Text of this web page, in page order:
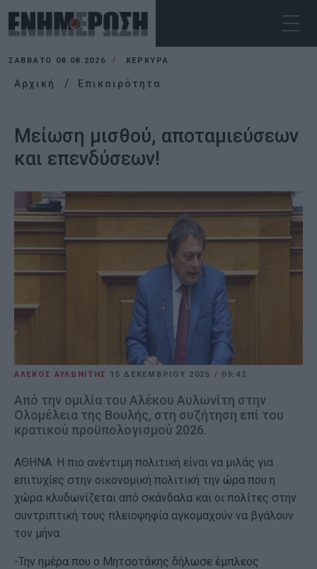
ΣΆΒΒΑΤΟ 08.08.2026 ΚΕΡΚΥΡΑ
Αρχική Επικαιρότητα
Μείωση μισθού, αποταμιεύσεων
και επενδύσεων!
ΑΛΕΚΟΣ ΑΥΛΩΝΙΤΗΣ 15 ΔΕΚΕΜΒΡΊΟΥ 2025 / 09:42
Από την ομιλία του Αλέκου Αυλωνίτη στην
Ολομέλεια της Βουλής, στη συζήτηση επί του
κρατικού προϋπολογισμού 2026.
ΑΘΗΝΑ. Η πιο ανέντιμη πολιτική είναι να μιλάς για
επιτυχίες στην οικονομική πολιτική την ώρα που η
χώρα κλυδωνίζεται από σκάνδαλα και οι πολίτες στην
συντριπτική τους πλειοψηφία αγκομαχούν να βγάλουν
τον μήνα.
-Την ημέρα που ο Μητσοτάκης δήλωσε έμπλεος